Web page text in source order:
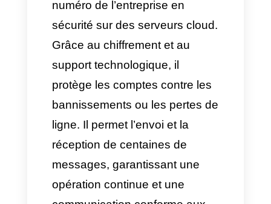
message, interprètent,
analysent le contexte et
détectent le niveau d’urgence
ou de frustration du client.
Ainsi, ils offrent une
assistance efficace et
transfèrent à un agent
humain que si nécessaire